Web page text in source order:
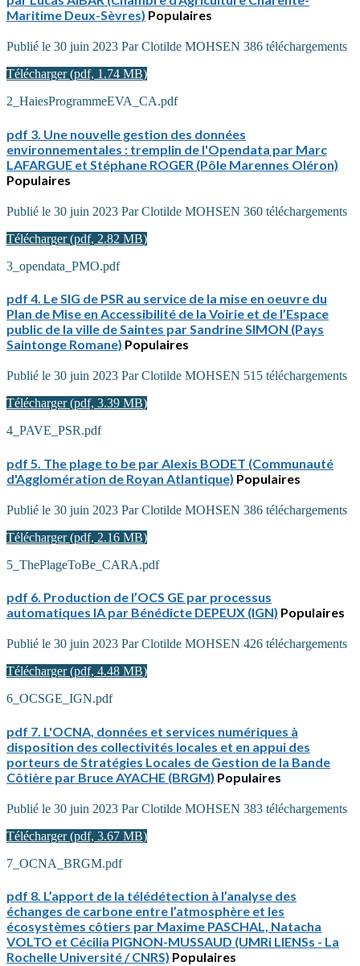
Maritime Deux-Sèvres) Populaires
Publié le 30 juin 2023 ParClotilde MOHSEN 386 téléchargements
Télécharger(pdf, 1.74 MB)
2_HaiesProgrammeEVA_CA.pdf
pdf 3. Une nouvelle gestion des données
environnementales : tremplin de l'Opendata par Marc
LAFARGUE et Stéphane ROGER (Pôle Marennes Oléron)
Populaires
Publié le 30 juin 2023 ParClotilde MOHSEN 360 téléchargements
Télécharger(pdf, 2.82 MB)
3_opendata_PMO.pdf
pdf 4. Le SIG de PSR au service de la mise en oeuvre du
Plan de Mise en Accessibilité de la Voirie et de l’Espace
public de la ville de Saintes par Sandrine SIMON (Pays
Saintonge Romane) Populaires
Publié le 30 juin 2023 ParClotilde MOHSEN 515 téléchargements
Télécharger(pdf, 3.39 MB)
4_PAVE_PSR.pdf
pdf 5. The plage to be par Alexis BODET (Communauté
d'Agglomération de Royan Atlantique) Populaires
Publié le 30 juin 2023 ParClotilde MOHSEN 386 téléchargements
Télécharger(pdf, 2.16 MB)
5_ThePlageToBe_CARA.pdf
pdf 6. Production de l’OCS GE par processus
automatiques IA par Bénédicte DEPEUX (IGN) Populaires
Publié le 30 juin 2023 ParClotilde MOHSEN 426 téléchargements
Télécharger(pdf, 4.48 MB)
6_OCSGE_IGN.pdf
pdf 7. L'OCNA, données et services numériques à
disposition des collectivités locales et en appui des
porteurs de Stratégies Locales de Gestion de la Bande
Côtière par Bruce AYACHE (BRGM) Populaires
Publié le 30 juin 2023 ParClotilde MOHSEN 383 téléchargements
Télécharger(pdf, 3.67 MB)
7_OCNA_BRGM.pdf
pdf 8. L’apport de la télédétection à l’analyse des
échanges de carbone entre l’atmosphère et les
écosystèmes côtiers par Maxime PASCHAL, Natacha
VOLTO et Cécilia PIGNON-MUSSAUD (UMRi LIENSs - La
Rochelle Université / CNRS) Populaires